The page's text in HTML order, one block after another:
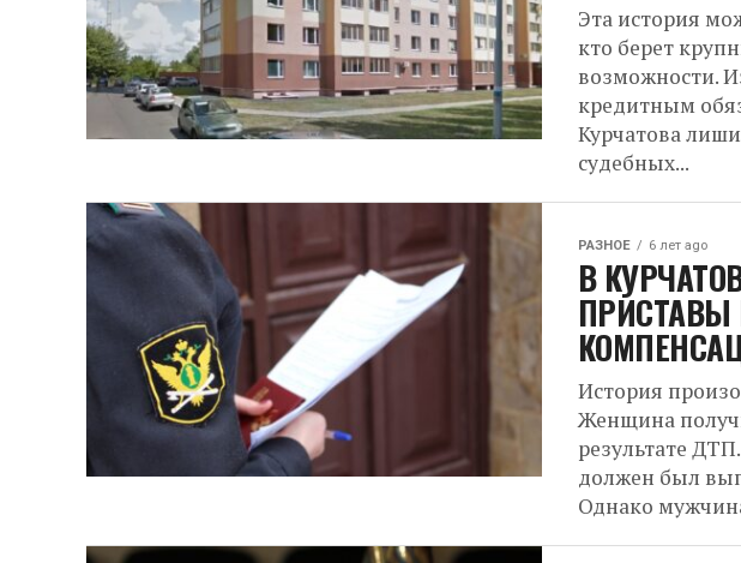
Эта история
кто берет
возможности.
кредитным
Курчатова
судебных...
РАЗНОЕ 6 лет ago
В
ПРИСТАВЫ
История
Женщина
результате
должен был
Однако